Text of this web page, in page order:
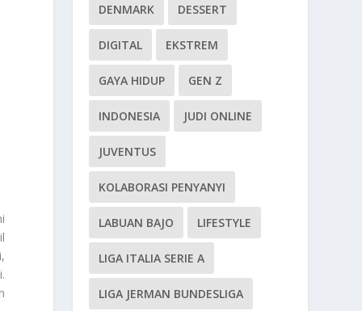
DENMARK DESSERT
DIGITAL EKSTREM
GAYA HIDUP GEN Z
INDONESIA JUDI ONLINE
JUVENTUS
KOLABORASI PENYANYI
LABUAN BAJO LIFESTYLE
LIGA ITALIA SERIE A
LIGA JERMAN BUNDESLIGA